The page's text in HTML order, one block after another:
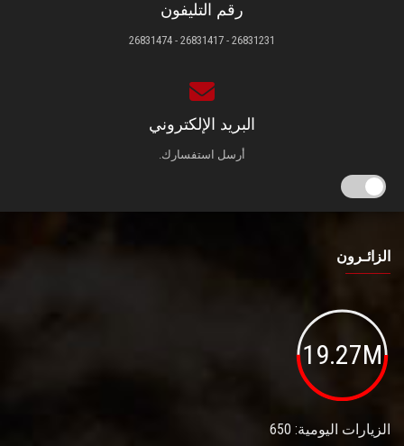
رقم التليفون
26831231 - 26831417 - 26831474
البريد الإلكتروني
أرسل استفسارك.
الزائـرون
19.27M
الزيارات اليومية: 650